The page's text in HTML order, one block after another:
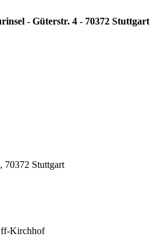
- Güterstr. 4 - 70372 Stuttgart
70372 Stuttgart
Kirchhof